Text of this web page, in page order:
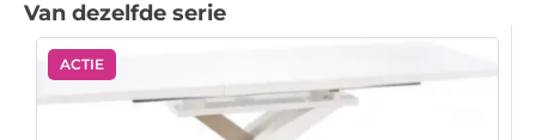
Van dezelfde serie
ACTIE